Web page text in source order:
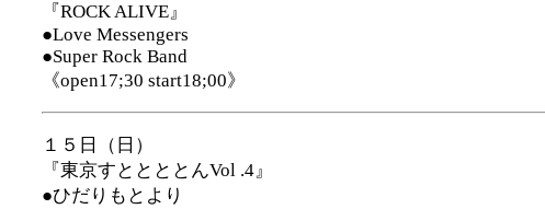
『ROCK ALIVE』
●Love Messengers
●Super Rock Band
《open17;30 start18;00》
１５日（日）
『東京すととととんVol .4』
●ひだりもとより